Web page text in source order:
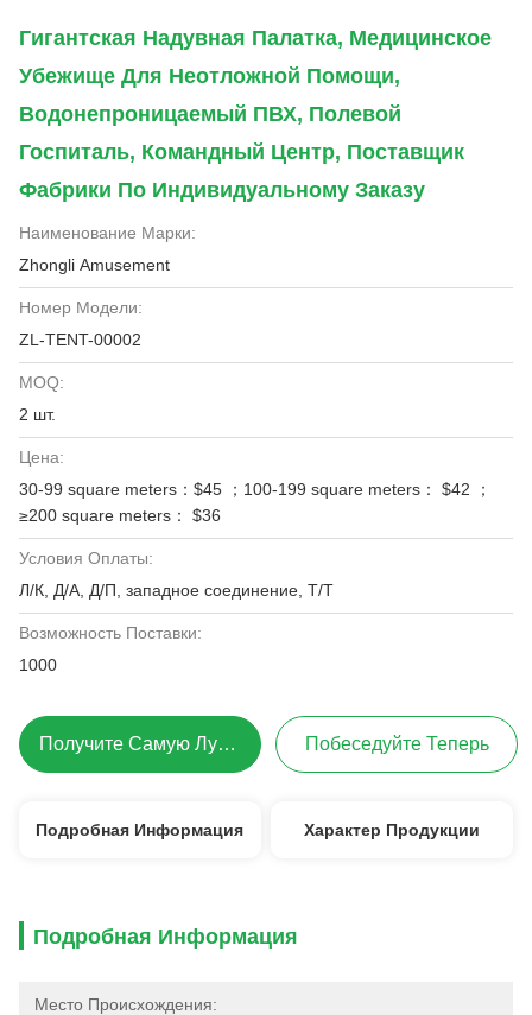
Гигантская Надувная Палатка, Медицинское
Убежище Для Неотложной Помощи,
Водонепроницаемый ПВХ, Полевой
Госпиталь, Командный Центр, Поставщик
Фабрики По Индивидуальному Заказу
Наименование Марки:
Zhongli Amusement
Номер Модели:
ZL-TENT-00002
MOQ:
2 шт.
Цена:
30-99 square meters：$45 ；100-199 square meters： $42 ；
≥200 square meters： $36
Условия Оплаты:
Л/К, Д/А, Д/П, западное соединение, Т/Т
Возможность Поставки:
1000
Получите Самую Лучшую Цену Побеседуйте Теперь
Подробная Информация Характер Продукции
Подробная Информация
Место Происхождения: